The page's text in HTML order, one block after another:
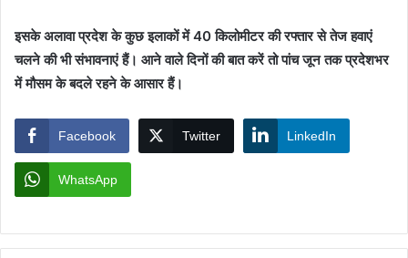
इसके अलावा प्रदेश के कुछ इलाकों में 40 किलोमीटर की रफ्तार से तेज हवाएं
चलने की भी संभावनाएं हैं। आने वाले दिनों की बात करें तो पांच जून तक प्रदेशभर
में मौसम के बदले रहने के आसार हैं।
Facebook Twitter LinkedIn
WhatsApp